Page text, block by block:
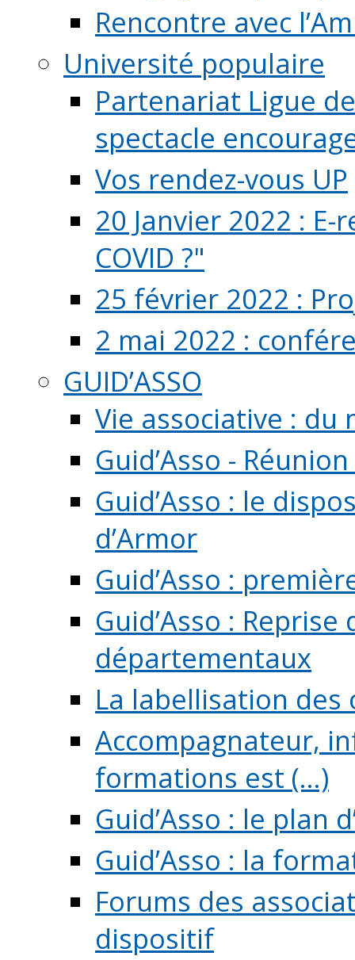
Rencontre avec
Université populaire
Partenariat Ligue
spectacle
Vos rendez-vous UP
20 Janvier 2022 :
COVID ?"
25 février 2022 :
2 mai 2022 :
GUID’ASSO
Vie associative : du
Guid’Asso -
Guid’Asso : le
d’Armor
Guid’Asso :
Guid’Asso :
départementaux
La labellisation
Accompagnateur,
formations est (...)
Guid’Asso : le plan
Guid’Asso : la
Forums des
dispositif